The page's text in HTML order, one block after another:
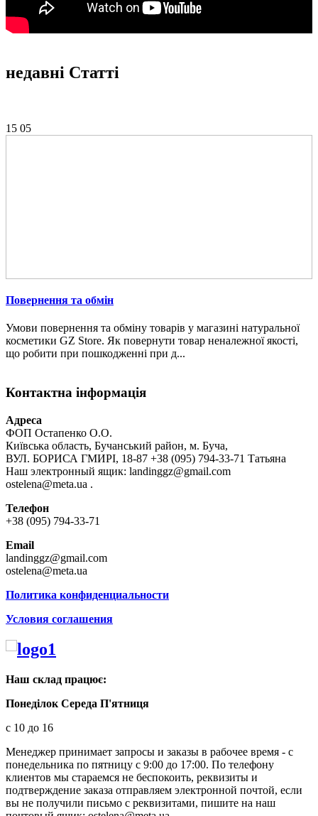
недавні Статті
15 05
Повернення та обмін
Умови повернення та обміну товарів у магазині натуральної
косметики GZ Store. Як повернути товар неналежної якості,
що робити при пошкодженні при д...
Контактна інформація
Адреса
ФОП Остапенко О.О.
Київська область, Бучанський район, м. Буча,
ВУЛ. БОРИСА ГМИРІ, 18-87 +38 (095) 794-33-71 Татьяна
Наш электронный ящик: landinggz@gmail.com
ostelena@meta.ua .
Телефон
+38 (095) 794-33-71
Email
landinggz@gmail.com
ostelena@meta.ua
Политика конфиденциальности
Условия соглашения
Наш склад працює:
Понеділок Середа П'ятниця
с 10 до 16
Менеджер принимает запросы и заказы в рабочее время - с
понедельника по пятницу с 9:00 до 17:00. По телефону
клиентов мы стараемся не беспокоить, реквизиты и
подтверждение заказа отправляем электронной почтой, если
вы не получили письмо с реквизитами, пишите на наш